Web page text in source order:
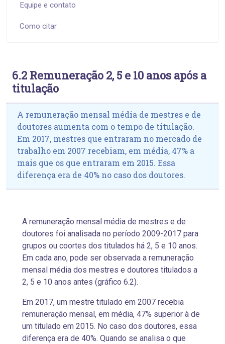
Equipe e contato
Como citar
6.2 Remuneração 2, 5 e 10 anos após a
titulação
A remuneração mensal média de mestres e de
doutores aumenta com o tempo de titulação.
Em 2017, mestres que entraram no mercado de
trabalho em 2007 recebiam, em média, 47% a
mais que os que entraram em 2015. Essa
diferença era de 40% no caso dos doutores.
A remuneração mensal média de mestres e de
doutores foi analisada no período 2009-2017 para
grupos ou coortes dos titulados há 2, 5 e 10 anos.
Em cada ano, pode ser observada a remuneração
mensal média dos mestres e doutores titulados a
2, 5 e 10 anos antes (gráfico 6.2).
Em 2017, um mestre titulado em 2007 recebia
remuneração mensal, em média, 47% superior à de
um titulado em 2015. No caso dos doutores, essa
diferença era de 40%. Quando se analisa o que